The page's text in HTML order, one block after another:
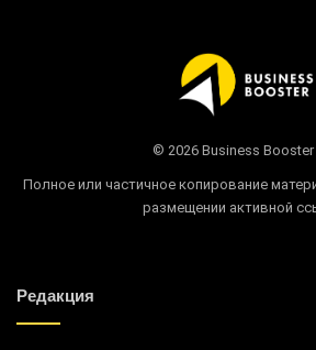
© 2026 Business Booster
Полное или частичное копирование
размещении активной
Редакция